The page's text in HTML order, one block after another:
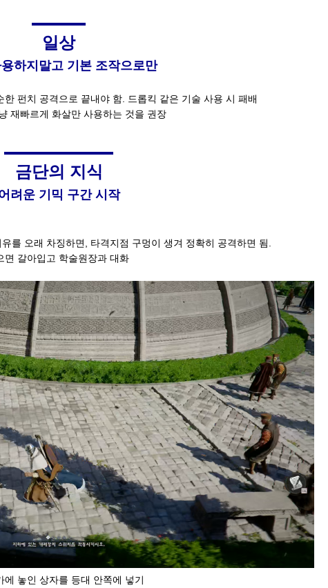
일상
하지말고 기본 조작으로만
한 펀치 공격으로 끝내야 함. 드롭킥 같은 기술 사용 시 패배
재빠르게 화살만 사용하는 것을 권장
금단의 지식
려운 기믹 구간 시작
를 오래 차징하면, 타격지점 구멍이 생겨 정확히 공격하면 됨.
면 갈아입고 학술원장과 대화
에 놓인 상자를 등대 안쪽에 넣기